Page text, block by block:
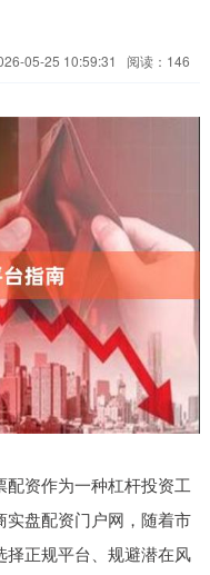
05-25 10:59:31 阅读：146
资作为一种杠杆投资工
盘配资门户网，随着市
正规平台、规避潜在风